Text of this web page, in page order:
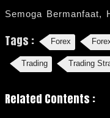
Semoga Bermanfaat,
Tags : Forex
Trading Trading
Related Contents :